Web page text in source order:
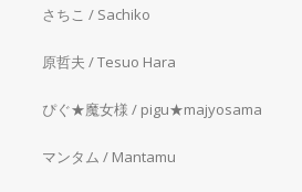
さちこ / Sachiko
原哲夫 / Tesuo Hara
ぴぐ★魔女様 / pigu★majyosama
マンタム / Mantamu